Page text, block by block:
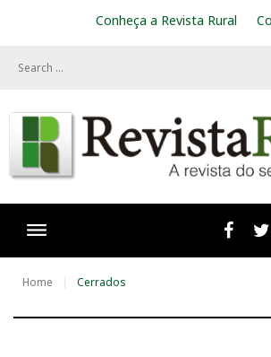
Conheça a Revista Rural
Home Cerrados